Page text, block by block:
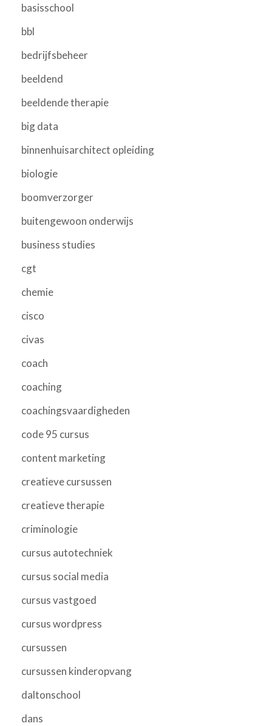
basisschool
bbl
bedrijfsbeheer
beeldend
beeldende therapie
big data
binnenhuisarchitect opleiding
biologie
boomverzorger
buitengewoon onderwijs
business studies
cgt
chemie
cisco
civas
coach
coaching
coachingsvaardigheden
code 95 cursus
content marketing
creatieve cursussen
creatieve therapie
criminologie
cursus autotechniek
cursus social media
cursus vastgoed
cursus wordpress
cursussen
cursussen kinderopvang
daltonschool
dans